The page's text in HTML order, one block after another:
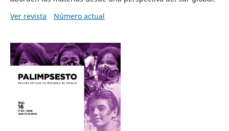
Ver revista
Número actual